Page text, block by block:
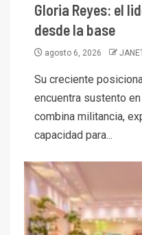
Gloria Reyes: el
desde la base
agosto 6, 2026
Su creciente
encuentra sustento
combina militancia,
capacidad para...